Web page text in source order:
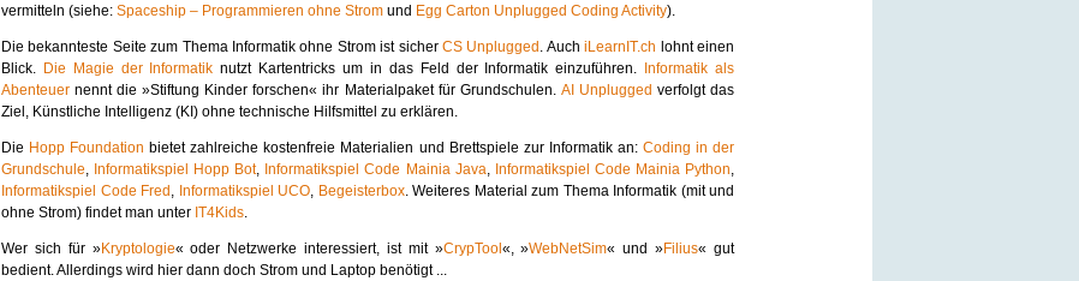
vermitteln (siehe: Spaceship – Programmieren ohne Strom und Egg Carton Unplugged Coding Activity).
Die bekannteste Seite zum Thema Informatik ohne Strom ist sicher CS Unplugged . AuchiLearnIT.ch lohnt einen
Blick. Die Magie der Informatik nutzt Kartentricks um in das Feld der Informatik einzuführen.
Informatik als
Abenteuer nennt die »Stiftung Kinder forschen« ihr Materialpaket für Grundschulen. AI Unplugged verfolgt das
Ziel, Künstliche Intelligenz (KI) ohne technische Hilfsmittel zu erklären.
Die Hopp Foundation bietet zahlreiche kostenfreie Materialien und Brettspiele zur Informatik an: Coding in der
Grundschule, Informatikspiel Hopp Bot, Informatikspiel Code Mainia Java, Informatikspiel Code Mainia Python,
Informatikspiel Code Fred , Informatikspiel UCO, Begeisterbox. Weiteres Material zum Thema Informatik (mit und
ohne Strom) findet man unter IT4Kids.
Wer sich für »Kryptologie« oder Netzwerke interessiert, ist mit »CrypTool «, »WebNetSim« und »Filius« gut
bedient. Allerdings wird hier dann doch Strom und Laptop benötigt ...